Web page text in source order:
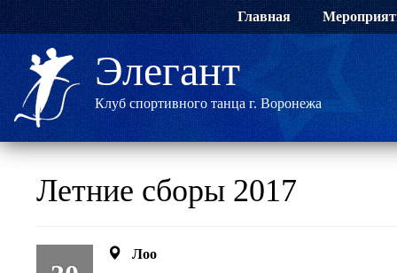
Главная
Элегант
Клуб спортивного танца г. Воронежа
Летние сборы 2017
Лоо